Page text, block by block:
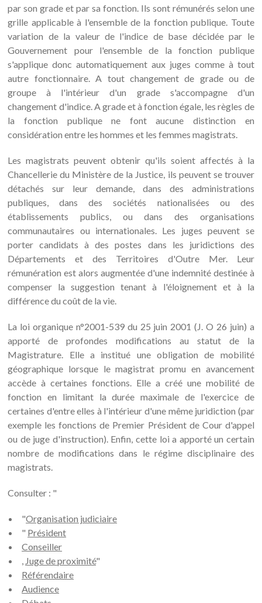
par son grade et par sa fonction. Ils sont rémunérés selon une
grille applicable à l'ensemble de la fonction publique. Toute
variation de la valeur de l'indice de base décidée par le
Gouvernement pour l'ensemble de la fonction publique
s'applique donc automatiquement aux juges comme à tout
autre fonctionnaire. A tout changement de grade ou de
groupe à l'intérieur d'un grade s'accompagne d'un
changement d'indice. A grade et à fonction égale, les règles de
la fonction publique ne font aucune distinction en
considération entre les hommes et les femmes magistrats.
Les magistrats peuvent obtenir qu'ils soient affectés à la
Chancellerie du Ministère de la Justice, ils peuvent se trouver
détachés sur leur demande, dans des administrations
publiques, dans des sociétés nationalisées ou des
établissements publics, ou dans des organisations
communautaires ou internationales. Les juges peuvent se
porter candidats à des postes dans les juridictions des
Départements et des Territoires d'Outre Mer. Leur
rémunération est alors augmentée d'une indemnité destinée à
compenser la suggestion tenant à l'éloignement et à la
différence du coût de la vie.
La loi organique n°2001-539 du 25 juin 2001 (J. O 26 juin) a
apporté de profondes modifications au statut de la
Magistrature. Elle a institué une obligation de mobilité
géographique lorsque le magistrat promu en avancement
accède à certaines fonctions. Elle a créé une mobilité de
fonction en limitant la durée maximale de l'exercice de
certaines d'entre elles à l'intérieur d'une même juridiction (par
exemple les fonctions de Premier Président de Cour d'appel
ou de juge d'instruction). Enfin, cette loi a apporté un certain
nombre de modifications dans le régime disciplinaire des
magistrats.
Consulter : "
"Organisation judiciaire
" Président
Conseiller
, Juge de proximité"
Référendaire
Audience